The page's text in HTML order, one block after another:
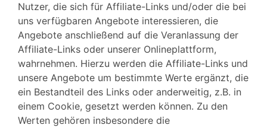
Nutzer, die sich für Affiliate-Links und/oder die bei
uns verfügbaren Angebote interessieren, die
Angebote anschließend auf die Veranlassung der
Affiliate-Links oder unserer Onlineplattform,
wahrnehmen. Hierzu werden die Affiliate-Links und
unsere Angebote um bestimmte Werte ergänzt, die
ein Bestandteil des Links oder anderweitig, z.B. in
einem Cookie, gesetzt werden können. Zu den
Werten gehören insbesondere die